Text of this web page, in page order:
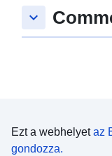
keyboard_arrow_down
Ezt a webhelyetaz
gondozza.